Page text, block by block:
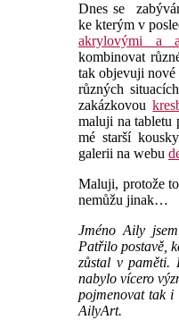
Dnes se
ke kterým v
akrylovými a
kombinovat
tak objevuji
různých
zakázkovou
maluji na tabletu
mé starší
galerii na webu
Maluji, protože
nemůžu jinak…
Jméno Aily
Patřilo postavě,
zůstal v paměti.
nabylo vícero
pojmenovat tak i
AilyArt.